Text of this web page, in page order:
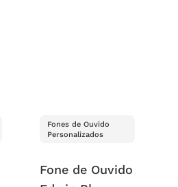
Fones de Ouvido
Personalizados
Fone de Ouvido